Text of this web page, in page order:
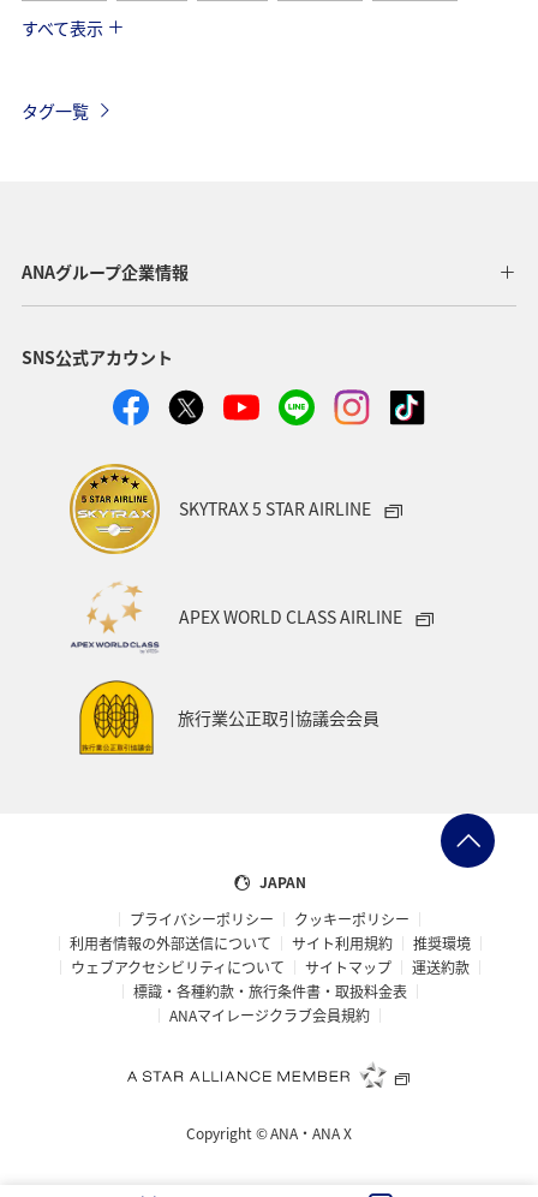
旅館
すべて表示
タグ一覧
ANAグループ企業情報
SNS公式アカウント
SKYTRAX 5 STAR AIRLINE
APEX WORLD CLASS AIRLINE
旅行業公正取引協議会会員
JAPAN
プライバシーポリシー
クッキーポリシー
利用者情報の外部送信について
サイト利用規約
推奨環境
ウェブアクセシビリティについて
サイトマップ
運送約款
標識・各種約款・旅行条件書・取扱料金表
ANAマイレージクラブ会員規約
Copyright ©ANA・ANA X